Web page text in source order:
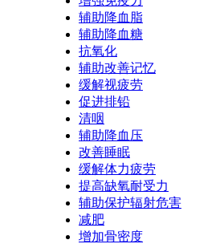
辅助降血脂
辅助降血糖
抗氧化
辅助改善记忆
缓解视疲劳
促进排铅
清咽
辅助降血压
改善睡眠
缓解体力疲劳
提高缺氧耐受力
辅助保护辐射危害
减肥
增加骨密度